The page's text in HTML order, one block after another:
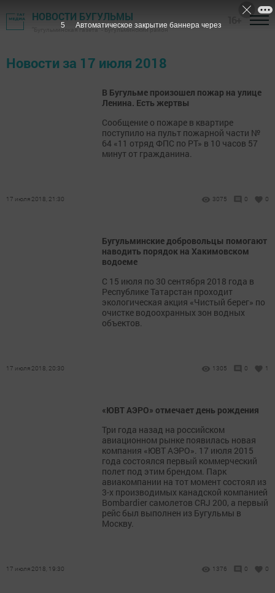
НОВОСТИ БУГУЛЬМЫ
"Бугульминская газета" - Бугульминский район
Новости за 17 июля 2018
В Бугульме произошел пожар на улице
Ленина. Есть жертвы
Сообщение о пожаре в квартире
поступило на пульт пожарной части №
64 «11 отряд ФПС по РТ» в 10 часов 57
минут от гражданина.
17 июля 2018, 21:30 3075 0 0
Бугульминские добровольцы помогают
наводить порядок на Хакимовском
водоеме
С 15 июля по 30 сентября 2018 года в
Республике Татарстан проходит
экологическая акция «Чистый берег» по
очистке водоохранных зон водных
объектов.
17 июля 2018, 20:30 1305 0 1
«ЮВТ АЭРО» отмечает день рождения
Три года назад на российском
авиационном рынке появилась новая
компания «ЮВТ АЭРО». 17 июля 2015
года состоялся первый коммерческий
полет под этим брендом. Парк
авиакомпании на тот момент состоял из
3-х производимых канадской компанией
Bombardier самолетов CRJ 200, а первый
рейс был выполнен из Бугульмы в
Москву.
17 июля 2018, 19:30 1376 0 0
5 Автоматическое закрытие баннера через